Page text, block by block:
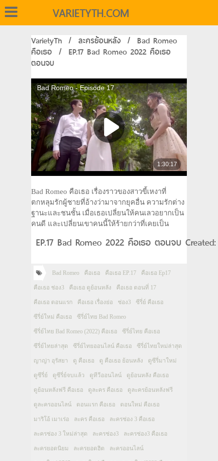
VARIETYTH.COM
VarietyTh / ละครย้อนหลัง / Bad Romeo
คือเธอ / EP.17 Bad Romeo 2022 คือเธอ
ตอนจบ
Bad Romeo คือเธอ เรื่องราวของสาวขี้เหงาที่
ตกหลุมรักผู้ชายที่อ้างว่ามาจากยุคอื่น ความรักต่าง
ฐานะและชนชั้น เมื่อเธอเปลี่ยนให้คนเลวอยากเป็น
คนดี และเปลี่ยนเขาคนนี้ให้ร้ายกว่าที่เคยเป็น
EP.17 Bad Romeo 2022 คือเธอ ตอนจบ
Bad Romeo คือเธอ คือเธอ EP.17 คือเธอ Ep17
คือเธอ ช่อง3 คือเธอ ดูย้อนหลัง คือเธอ ตอนที่ 17
คือเธอ ตอนแรก คือเธอ เรื่องย่อ ช่อง3 ซีรี่ย์ คือเธอ
ซีรี่ย์ใหม่ คือเธอ ซีรี่ย์ไทย Bad Romeo
ซีรี่ย์ไทย Bad Romeo (2022) คือเธอ ซีรี่ย์ไทย คือเธอ
ซีรี่ย์ไทยล่าสุด ซีรี่ย์ไทยออนไลน์ คือเธอ ซีรี่ย์ไทยใหม่ล่าสุด
ญาญ่า อุรัสยา ดู คือเธอ ดู คือเธอ ย้อนหลัง ดูซีรี่มาใหม่
ดูซีรี่ย์ ดูซีรี่ย์จบแล้ว ดูทีวีออนไลน์ ดูย้อนหลัง คือเธอ
ดูย้อนหลังฟรี คือเธอ ดูละคร คือเธอ ดูละครย้อนหลังฟรี
ดูละครออนไลน์ ตอนแรก คือเธอ ตอนใหม่ คือเธอ
มาริโอ้ เมาเร่อ ละคร คือเธอ ละครช่อง 3 คือเธอ
ละครช่อง 3 ใหม่ล่าสุด ละครช่อง3 ละครช่อง3 คือเธอ
ละครยอดนิยม ละครยอดฮิต ละครออนไลน์